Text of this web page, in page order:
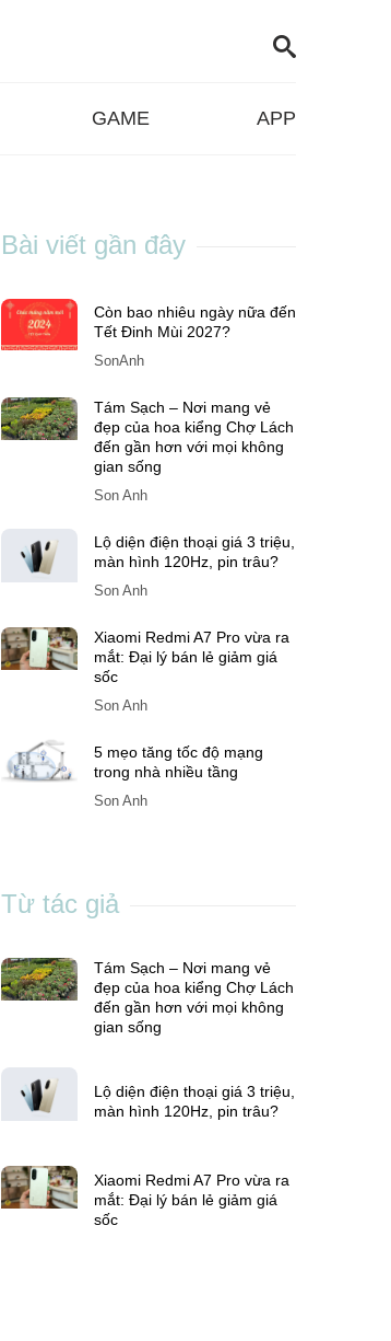
GAME APP
Bài viết gần đây
Còn bao nhiêu ngày nữa đến
Tết Đinh Mùi 2027?
SonAnh
Tám Sạch – Nơi mang vẻ
đẹp của hoa kiểng Chợ Lách
đến gần hơn với mọi không
gian sống
Son Anh
Lộ diện điện thoại giá 3 triệu,
màn hình 120Hz, pin trâu?
Son Anh
Xiaomi Redmi A7 Pro vừa ra
mắt: Đại lý bán lẻ giảm giá
sốc
Son Anh
5 mẹo tăng tốc độ mạng
trong nhà nhiều tầng
Son Anh
Từ tác giả
Tám Sạch – Nơi mang vẻ
đẹp của hoa kiểng Chợ Lách
đến gần hơn với mọi không
gian sống
Lộ diện điện thoại giá 3 triệu,
màn hình 120Hz, pin trâu?
Xiaomi Redmi A7 Pro vừa ra
mắt: Đại lý bán lẻ giảm giá
sốc